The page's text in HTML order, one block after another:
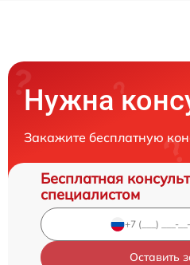
Нужна
Закажите бесплатную
Бесплатная
специалистом
Оставить